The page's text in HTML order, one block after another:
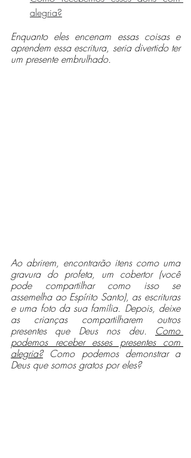
alegria?
Enquanto eles encenam essas coisas e
aprendem essa escritura, seria divertido ter
um presente embrulhado.
Ao abrirem, encontrarão itens como uma
gravura do profeta, um cobertor (você
pode compartilhar como isso se
assemelha ao Espírito Santo), as escrituras
e uma foto da sua família. Depois, deixe
as crianças compartilharem outros
presentes que Deus nos deu. Como
podemos receber esses presentes com
alegria? Como podemos demonstrar a
Deus que somos gratos por eles?